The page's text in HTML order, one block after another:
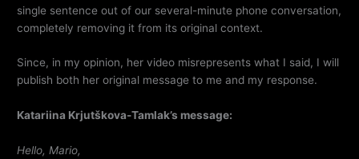
single sentence out of our several-minute phone conversation,
completely removing it from its original context.
Since, in my opinion, her video misrepresents what I said, I will
publish both her original message to me and my response.
Katariina Krjutškova-Tamlak’s message:
Hello, Mario,